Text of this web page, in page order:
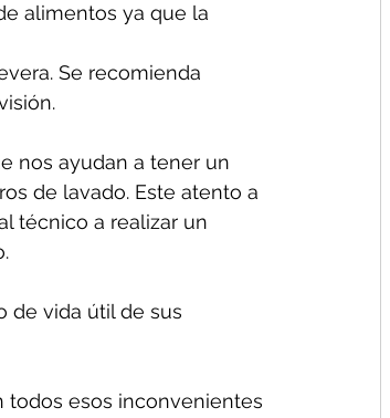
alimentos ya que la
Se recomienda
nos ayudan a tener un
de lavado. Este atento a
técnico a realizar un
de vida útil de sus
todos esos inconvenientes